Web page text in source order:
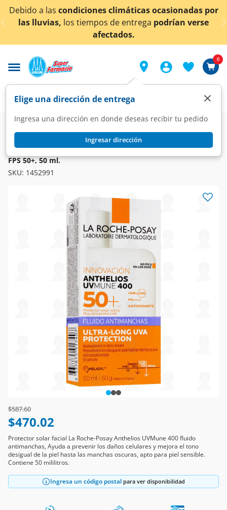
< div class="carousel-inner">
Debido a las condiciones climáticas ocasionadas por
las lluvias, los tiempos de entrega podrían verse
afectados.
Elige una dirección de entrega
Ingresa una dirección en donde deseas recibir tu pedido
Ingresar dirección
×
0
Dermo Protección solar Fotoprotección
La Roche-Posay Anthelios UVMune 400 Fluido Antimanchas
FPS 50+, 50 ml.
SKU: 1452991
Price reduced from
$587.60to
$470.02
Protector solar facial La Roche-Posay Anthelios UVMune 400 fluido
antimanchas, Ayuda a prevenir los daños celulares y mejora el tono
desigual de la piel hasta las manchas oscuras, apto para piel sensible.
Contiene 50 mililitros.
Ingresa un código postal para ver disponibilidad